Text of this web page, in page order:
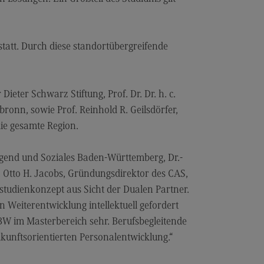
Traumapädagogik
Durch diese standortübergreifende
Schwarz Stiftung, Prof. Dr. Dr. h. c.
sowie Prof. Reinhold R. Geilsdörfer,
gesamte Region.
und Soziales Baden-Württemberg, Dr.-
H. Jacobs, Gründungsdirektor des CAS,
aus Sicht der Dualen Partner.
Weiterentwicklung intellektuell gefordert
im Masterbereich sehr. Berufsbegleitende
Personalentwicklung.“